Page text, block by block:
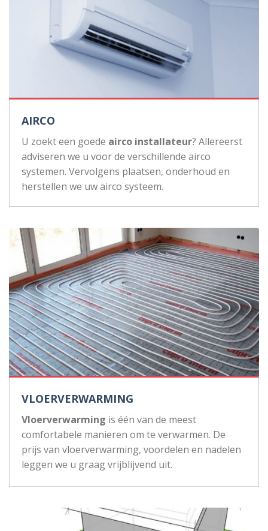
AIRCO
U zoekt een goede airco installateur? Allereerst
adviseren we u voor de verschillende airco
systemen. Vervolgens plaatsen, onderhoud en
herstellen we uw airco systeem.
VLOERVERWARMING
Vloerverwarming is één van de meest
comfortabele manieren om te verwarmen. De
prijs van vloerverwarming, voordelen en nadelen
leggen we u graag vrijblijvend uit.